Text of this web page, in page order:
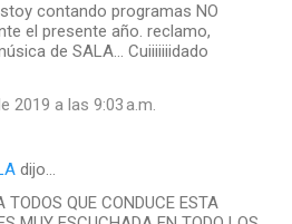
contando programas NO
el presente año. reclamo,
de SALA... Cuiiiiiiidado
2019 a las 9:03 a.m.
dijo…
TODOS QUE CONDUCE ESTA